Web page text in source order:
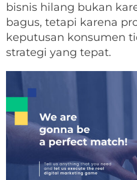
bisnis hilang bukan
bagus, tetapi karena
keputusan konsumen
strategi yang tepat.